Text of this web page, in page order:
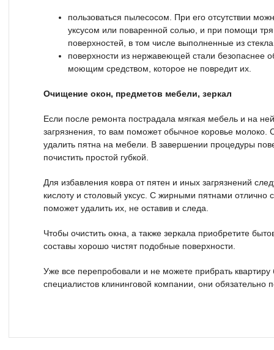
пользоваться пылесосом. При его отсутствии
уксусом или поваренной солью, и при помощи
поверхностей, в том числе выполненные из
поверхности из нержавеющей стали безопаснее
моющим средством, которое не повредит их.
Очищение окон, предметов мебели, зеркал
Если после ремонта пострадала мягкая мебель и на
загрязнения, то вам поможет обычное коровье молоко.
удалить пятна на мебели. В завершении процедуры
почистить простой губкой.
Для избавления ковра от пятен и иных загрязнений
кислоту и столовый уксус. С жирными пятнами отлично
поможет удалить их, не оставив и следа.
Чтобы очистить окна, а также зеркала приобретите
составы хорошо чистят подобные поверхности.
Уже все перепробовали и не можете прибрать
специалистов клининговой компании, они обязательно